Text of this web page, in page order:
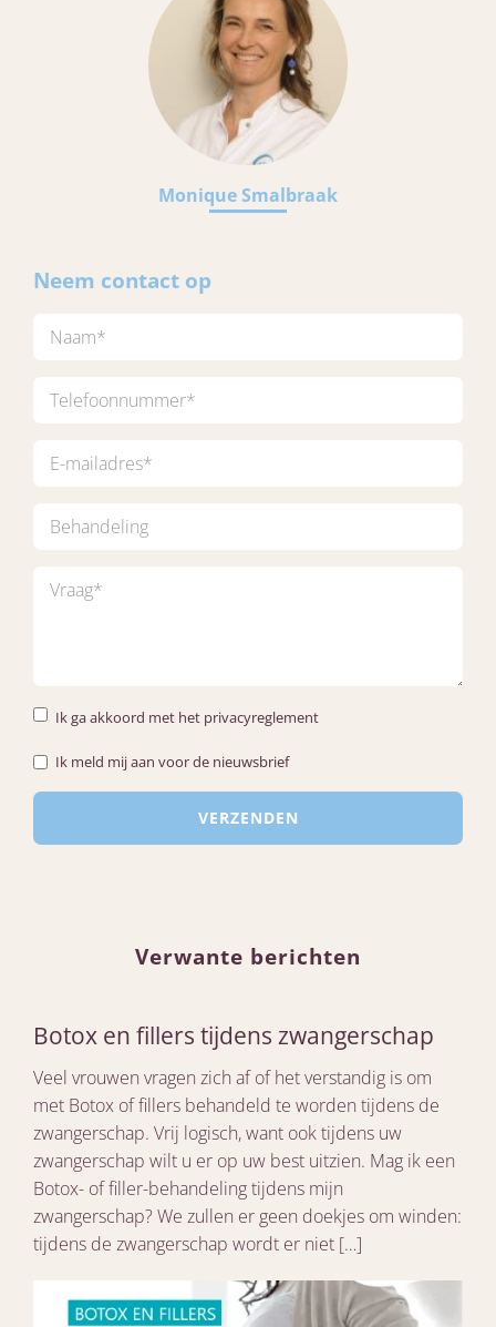
Monique Smalbraak
Neem contact op
Ik ga akkoord met het privacyreglement
Ik meld mij aan voor de nieuwsbrief
Verwante berichten
Botox en fillers tijdens zwangerschap
Veel vrouwen vragen zich af of het verstandig is om
met Botox of fillers behandeld te worden tijdens de
zwangerschap. Vrij logisch, want ook tijdens uw
zwangerschap wilt u er op uw best uitzien. Mag ik een
Botox- of filler-behandeling tijdens mijn
zwangerschap? We zullen er geen doekjes om winden:
tijdens de zwangerschap wordt er niet […]